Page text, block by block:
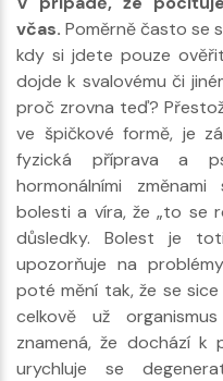
včas. Poměrně často se
kdy si jdete pouze
dojde k svalovému či
proč zrovna teď?
ve špičkové formě, je
fyzická příprava a
hormonálními
bolesti a víra, že „to se
důsledky. Bolest je
upozorňuje na
poté mění tak, že se
celkově už
znamená, že dochází k
urychluje se